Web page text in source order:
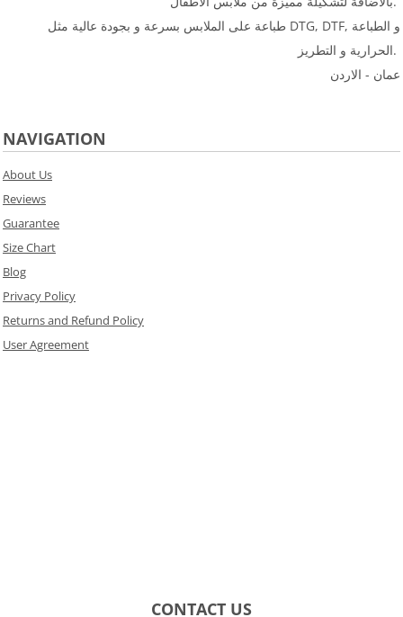
طباعة على الملابس بسرعة و بجودة عالية مثل DTG, DTF, و الطباعة
الحرارية و التطريز.
عمان - الاردن
NAVIGATION
About Us
Reviews
Guarantee
Size Chart
Blog
Privacy Policy
Returns and Refund Policy
User Agreement
CONTACT US